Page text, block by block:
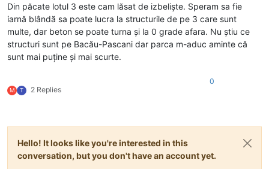
Din păcate lotul 3 este cam lăsat de izbeliște. Speram sa fie
iarnă blândă sa poate lucra la structurile de pe 3 care sunt
multe, dar beton se poate turna și la 0 grade afara. Nu știu ce
structuri sunt pe Bacău-Pascani dar parca m-aduc aminte că
sunt mai puține și mai scurte.
M T 2 Replies
0
Hello! It looks like you're interested in this
conversation, but you don't have an account yet.